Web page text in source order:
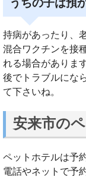
うちの子は預
持病があったり、
混合ワクチンを接
れる場合があります
後でトラブルにな
て下さいね。
安来市の
ペットホテルは予
電話やネットで予